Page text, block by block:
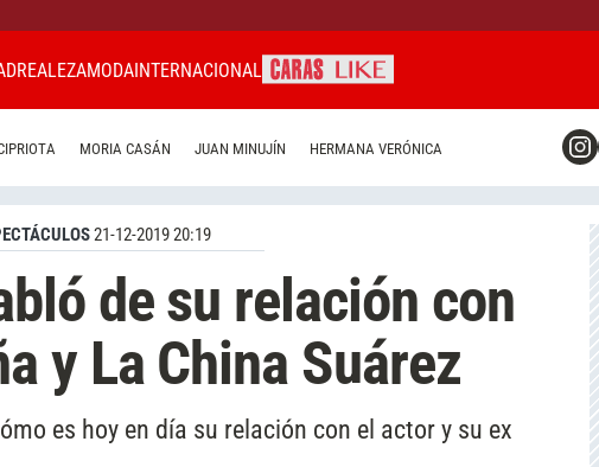
REALEZAMODAINTERNACIONAL
MORIA CASÁN JUAN MINUJÍN HERMANA VERÓNICA
21-12-2019 20:19
de su relación con
y La China Suárez
es hoy en día su relación con el actor y su ex